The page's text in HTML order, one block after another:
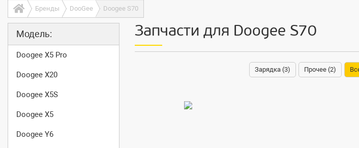
Бренды DooGee Doogee S70
Модель:
Doogee X5 Pro
Doogee X20
Doogee X5S
Doogee X5
Doogee Y6
Запчасти для Doogee S70
Зарядка (3) Прочее (2)